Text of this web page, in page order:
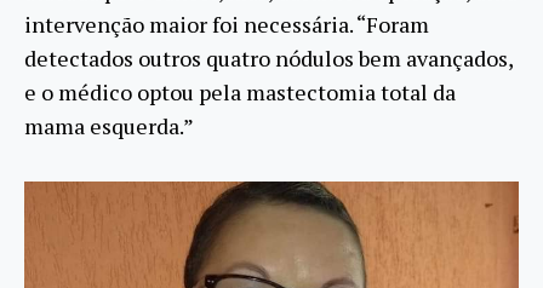
intervenção maior foi necessária. “Foram
detectados outros quatro nódulos bem avançados,
e o médico optou pela mastectomia total da
mama esquerda.”